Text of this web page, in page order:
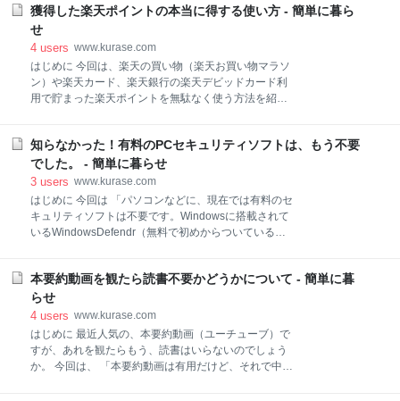
ことを実現させているとは思えない矛盾に、戸惑いを
覚えました。 スマホ自体は確かに小さくてコンパクト
です。けれどもスマホを生み出す背景や、使える
全体の効率をアップします。 実際、私は今回紹介する
アイテムで、かなり効率よく使えています。 ロジクー
ルのトラックボールマウスが便利すぎる 結論を言う
と、ロジクールのトラックボール型マウスを使うと、
PC操作が相当、楽になります。 ロジクール ワイヤレ
スマウス トラックボール 無線 M575S Bluetooth
ラック 国内正規品 現在のマウスは、今年新型になりま
した。偶然、そのタイミングで前の方を破損してしま
い
獲得した楽天ポイントの本当に得する使い方 - 簡単に暮ら
せ
4 users www.kurase.com
はじめに 今回は、楽天の買い物（楽天お買い物マラソ
ン）や楽天カード、楽天銀行の楽天デビッドカード利
用で貯まった楽天ポイントを無駄なく使う方法を紹介
楽天ポイントを「あぶく銭」扱いしていませんか？ 楽
天の魅力は楽天のポイントが貯まることですね。買い
物だけではなく、ふるさと納税をしても楽天ポイント
がもらえます。 けれども問題は、そのあとです。楽天
ポイントを獲得したら、「あぶく銭」とばかりに自分
のバッグ、服、アクセサリー、スイーツなどを買って
銭なんでしょうかね？ そもそもですが、そこを自覚し
たほうが良いです。確かにポイントは獲得する条件が
あります。 楽天マラソンでは、ルールに沿って頑張っ
て買い物した人だけ
知らなかった！有料のPCセキュリティソフトは、もう不要
でした。 - 簡単に暮らせ
3 users www.kurase.com
はじめに 今回は 「パソコンなどに、現在では有料のセ
キュリティソフトは不要です。Windowsに搭載されて
いるWindowsDefendr（無料で初めからついているセ
新していた 実はこの事実を知ったのは、私は何も知ら
ずに有料のセキュリティソフトである「ウィルスバス
ター」を2年更新（お金を支払った）直後でした。 い
やはや、「どっちが得か」以前に、そもそも不要だっ
たのです。 www.kurase.com パソコンには「ウィルス
対策ソフトが不可欠」という一昔前の「常識」を変わ
本要約動画を観たら読書不要かどうかについて - 簡単に暮
らせ
4 users www.kurase.com
はじめに 最近人気の、本要約動画（ユーチューブ）で
すが、あれを観たらもう、読書はいらないのでしょう
か。 今回は、 「本要約動画は有用だけど、それで中身